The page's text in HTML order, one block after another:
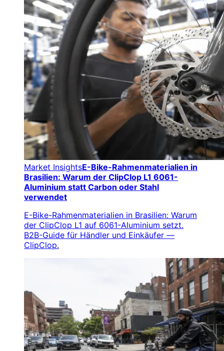
Market InsightsE-Bike-Rahmenmaterialien in
Brasilien: Warum der ClipClop L1 6061-
Aluminium statt Carbon oder Stahl
verwendet
E-Bike-Rahmenmaterialien in Brasilien: Warum
der ClipClop L1 auf 6061-Aluminium setzt.
B2B-Guide für Händler und Einkäufer —
ClipClop.